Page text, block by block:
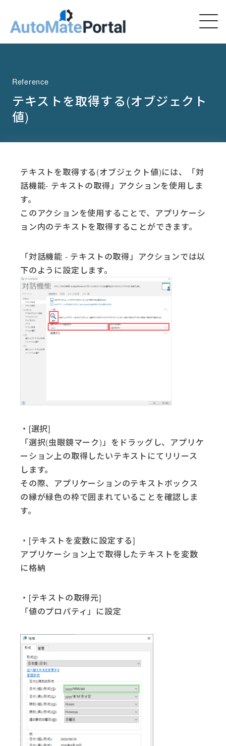
Reference
テキストを取得する(オブジェクト
値)
テキストを取得する(オブジェクト値)には、「対
話機能- テキストの取得」アクションを使用しま
す。
このアクションを使用することで、アプリケーシ
ョン内のテキストを取得することができます。
「対話機能 - テキストの取得」アクションでは以
下のように設定します。
・[選択]
「選択(虫眼鏡マーク)」をドラッグし、アプリケ
ーション上の取得したいテキストにてリリース
します。
その際、アプリケーションのテキストボックス
の縁が緑色の枠で囲まれていることを確認しま
す。
・[テキストを変数に設定する]
アプリケーション上で取得したテキストを変数
に格納
・[テキストの取得元]
「値のプロパティ」に設定